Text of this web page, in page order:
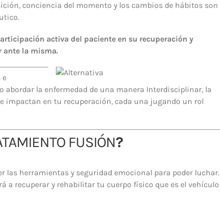
conciencia del momento y los cambios de hábitos son
activa del paciente en su recuperación y
ante la misma.
e
abordar la enfermedad de una manera Interdisciplinar, la
impactan en tu recuperación, cada una jugando un rol
FUSIÓN?
las herramientas y seguridad emocional para poder luchar.
a recuperar y rehabilitar tu cuerpo físico que es el vehículo